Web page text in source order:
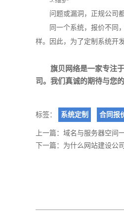
问题或漏洞，正规公司
同一个系统，报价不同
样。因此，为了定制系统开
旗贝网络是一家专注于
司。我们真诚的期待与您
标签： 系统定制 合同报
上一篇： 域名与服务器空间
下一篇： 为什么网站建设公